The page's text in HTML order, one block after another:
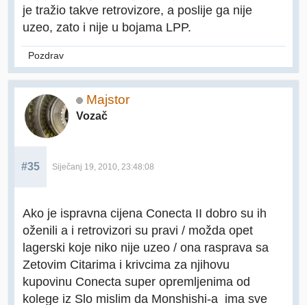
je tražio takve retrovizore, a poslije ga nije
uzeo, zato i nije u bojama LPP.
Pozdrav
Majstor
Vozač
#35 Siječanj 19, 2010, 23:48:08
Ako je ispravna cijena Conecta II dobro su ih
oženili a i retrovizori su pravi / možda opet
lagerski koje niko nije uzeo / ona rasprava sa
Zetovim Citarima i krivcima za njihovu
kupovinu Conecta super opremljenima od
kolege iz Slo mislim da Monshishi-a ima sve